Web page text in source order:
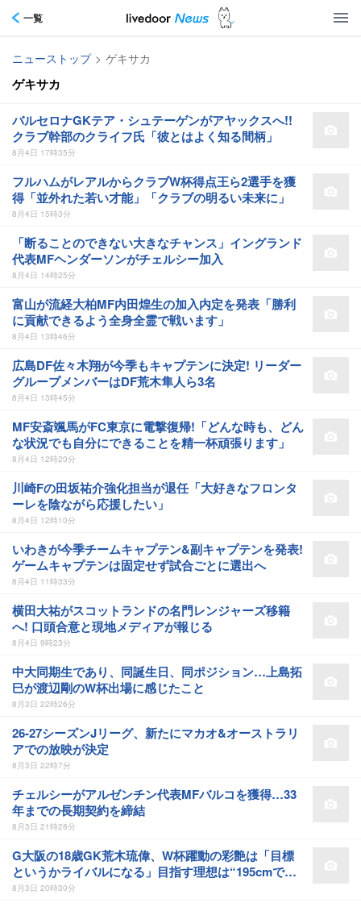
一覧
ニューストップ > ゲキサカ
ゲキサカ
バルセロナGKテア・シュテーゲンがアヤックスへ!!
クラブ幹部のクライフ氏「彼とはよく知る間柄」
8月4日 17時35分
フルハムがレアルからクラブW杯得点王ら2選手を獲
得「並外れた若い才能」「クラブの明るい未来に」
8月4日 15時3分
「断ることのできない大きなチャンス」イングランド
代表MFヘンダーソンがチェルシー加入
8月4日 14時25分
富山が流経大柏MF内田煌生の加入内定を発表「勝利
に貢献できるよう全身全霊で戦います」
8月4日 13時46分
広島DF佐々木翔が今季もキャプテンに決定! リーダー
グループメンバーはDF荒木隼人ら3名
8月4日 13時45分
MF安斎颯馬がFC東京に電撃復帰!「どんな時も、どん
な状況でも自分にできることを精一杯頑張ります」
8月4日 12時20分
川崎Fの田坂祐介強化担当が退任「大好きなフロンタ
ーレを陰ながら応援したい」
8月4日 12時10分
いわきが今季チームキャプテン&副キャプテンを発表!
ゲームキャプテンは固定せず試合ごとに選出へ
8月4日 11時33分
横田大祐がスコットランドの名門レンジャーズ移籍
へ! 口頭合意と現地メディアが報じる
8月4日 9時23分
中大同期生であり、同誕生日、同ポジション…上島拓
巳が渡辺剛のW杯出場に感じたこと
8月3日 22時26分
26-27シーズンJリーグ、新たにマカオ&オーストラリ
アでの放映が決定
8月3日 22時7分
チェルシーがアルゼンチン代表MFバルコを獲得…33
年までの長期契約を締結
8月3日 21時28分
G大阪の18歳GK荒木琉偉、W杯躍動の彩艶は「目標
というかライバルになる」目指す理想は“195cmで動
けるGK”
8月3日 20時30分